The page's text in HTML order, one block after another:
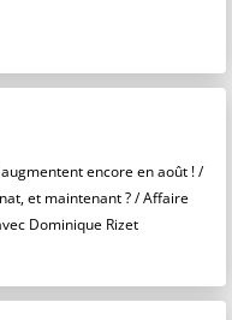
encore en août ! /
et maintenant ? / Affaire
Dominique Rizet